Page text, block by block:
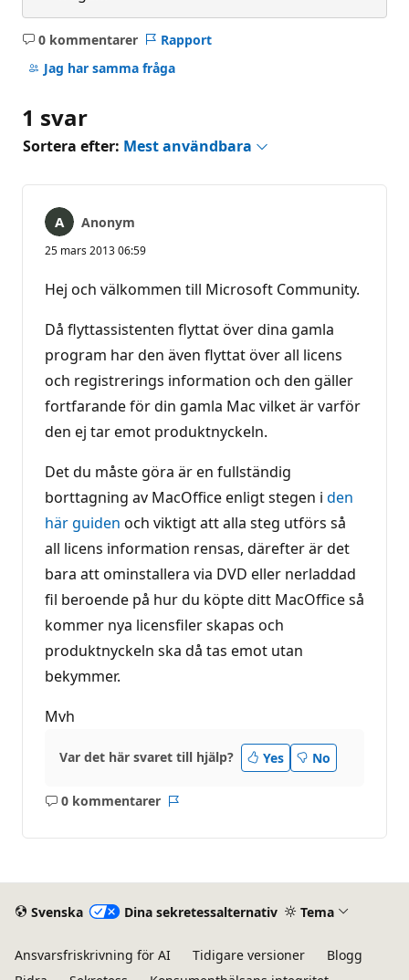
0 kommentarer
Inga
kommentarer
Rapport
Jag har samma fråga
1 svar
Sortera efter: Mest användbara
Anonym
25 mars 2013 06:59
Hej och välkommen till Microsoft Community.
Då flyttassistenten flyttat över dina gamla
program har den även flyttat över all licens
och registrerings information och den gäller
fortfarande för din gamla Mac vilket är varför
den ej tar emot produktnyckeln.
Det du måste göra är en fullständig
borttagning av MacOffice enligt stegen i den
här guiden och viktigt att alla steg utförs så
all licens information rensas, därefter är det
bara att ominstallera via DVD eller nerladdad
fil beroende på hur du köpte ditt MacOffice så
kommer nya licensfiler skapas och
produktnyckeln ska då tas emot utan
bekymmer.
Mvh
Var det här svaret till hjälp? Yes No
0 kommentarer
Inga
Svenska Dina sekretessalternativ Tema
Ansvarsfriskrivning för AI Tidigare versioner
Blogg